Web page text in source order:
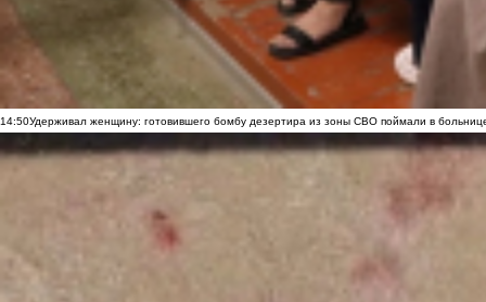
14:50Удерживал женщину: готовившего бомбу дезертира из зоны СВО поймали в